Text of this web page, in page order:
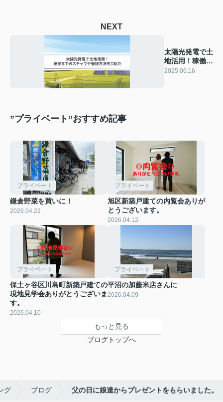
NEXT
太陽光発電で土
地活用！稼働ま
でのステップや
2025.06.16
”プライベート”おすすめ記事
プライベート
鎌倉野菜を買いに！
2026.04.22
プライベート
旭区新築戸建ての内覧会ありが
とうございます。
2026.04.12
プライベート
保土ヶ谷区川島町新築戸建ての
現地見学会ありがとうございま
す。
2026.04.10
プライベート
平沼の加藤米店さんに
2026.04.09
もっと見る
ブログトップへ
グ ブログ 父の日に娘達からプレゼントをもらいました。